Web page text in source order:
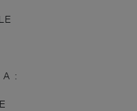
A :